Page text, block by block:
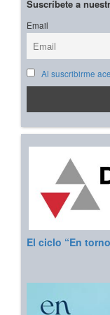
Suscríbete a
Email
Al suscribirme
El ciclo “En